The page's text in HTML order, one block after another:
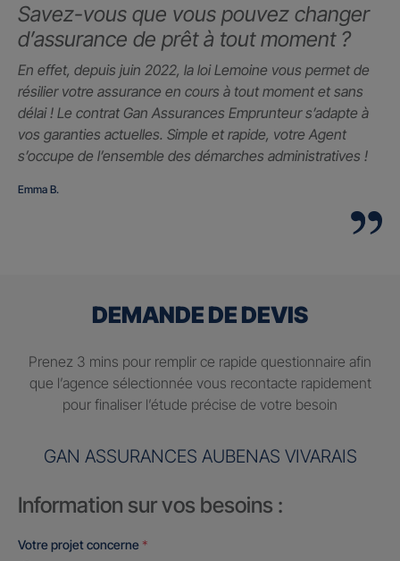
Savez-vous que vous pouvez changer
d’assurance de prêt à tout moment ?
En effet, depuis juin 2022, la loi Lemoine vous permet de
résilier votre assurance en cours à tout moment et sans
délai ! Le contrat Gan Assurances Emprunteur s’adapte à
vos garanties actuelles. Simple et rapide, votre Agent
s’occupe de l’ensemble des démarches administratives !
Emma B.
DEMANDE DE DEVIS
Prenez 3 mins pour remplir ce rapide questionnaire afin
que l’agence sélectionnée vous recontacte rapidement
pour finaliser l’étude précise de votre besoin
GAN ASSURANCES AUBENAS VIVARAIS
Information sur vos besoins :
Votre projet concerne *